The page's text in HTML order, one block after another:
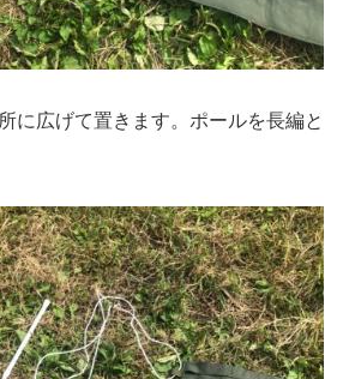
に広げて置きます。ポールを長編と